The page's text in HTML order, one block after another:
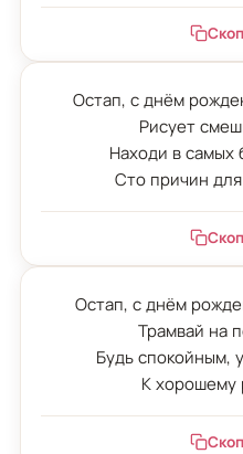
Остап, с днём
Рисует
Находи в самых
Сто причин
Остап, с днём
Трамвай на
Будь спокойным,
К хорошему